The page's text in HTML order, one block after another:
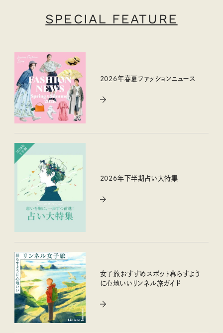
SPECIAL FEATURE
2026年春夏ファッションニュース
2026年下半期占い大特集
女子旅おすすめスポット暮らすよう
に心地いいリンネル旅ガイド